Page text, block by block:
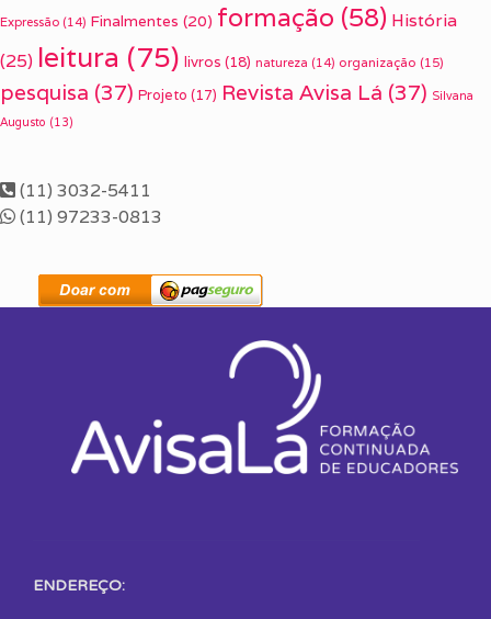
Expressão (14) Finalmentes (20) formação (58) História
(25) leitura (75) livros (18) natureza (14) organização (15)
pesquisa (37) Projeto (17) Revista Avisa Lá (37) Silvana
Augusto (13)
(11) 3032-5411
(11) 97233-0813
ENDEREÇO: